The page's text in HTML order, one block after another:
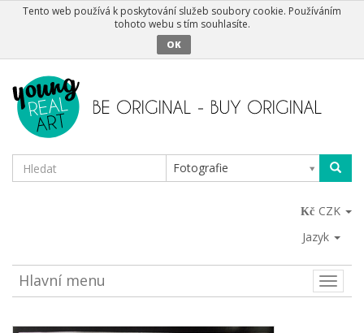
Tento web používá k poskytování služeb soubory cookie. Používáním
tohoto webu s tím souhlasíte.
OK
Fotografie
CZK
Jazyk
Toggle
Hlavní menu